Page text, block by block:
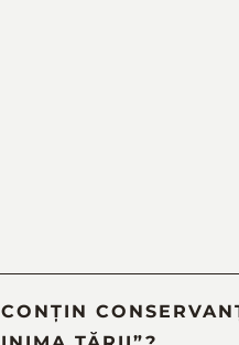
CONȚIN